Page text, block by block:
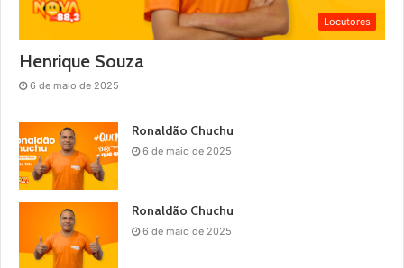
Locutores
Henrique Souza
6 de maio de 2025
Ronaldão Chuchu
6 de maio de 2025
Ronaldão Chuchu
6 de maio de 2025